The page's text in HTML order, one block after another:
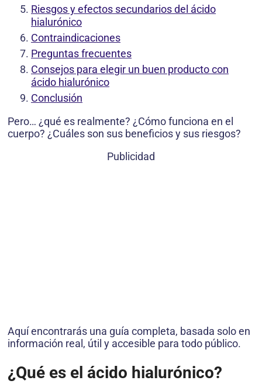
Riesgos y efectos secundarios del ácido
hialurónico
Contraindicaciones
Preguntas frecuentes
Consejos para elegir un buen producto con
ácido hialurónico
Conclusión
Pero… ¿qué es realmente? ¿Cómo funciona en el
cuerpo? ¿Cuáles son sus beneficios y sus riesgos?
Publicidad
Aquí encontrarás una guía completa, basada solo en
información real, útil y accesible para todo público.
¿Qué es el ácido hialurónico?